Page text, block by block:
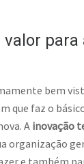
valor para
bem
que faz o
A inovação
organização